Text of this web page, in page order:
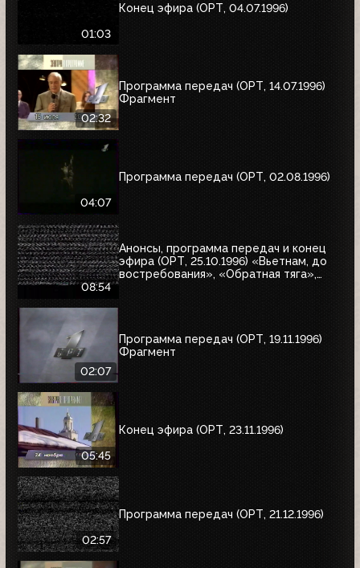
01:03
Конец эфира (ОРТ, 04.07.1996)
02:32
Программа передач (ОРТ, 14.07.1996)
Фрагмент
04:07
Программа передач (ОРТ, 02.08.1996)
08:54
Анонсы, программа передач и конец
эфира (ОРТ, 25.10.1996) «Вьетнам, до
востребования», «Обратная тяга»,
02:07
Программа передач (ОРТ, 19.11.1996)
Фрагмент
05:45
Конец эфира (ОРТ, 23.11.1996)
02:57
Программа передач (ОРТ, 21.12.1996)